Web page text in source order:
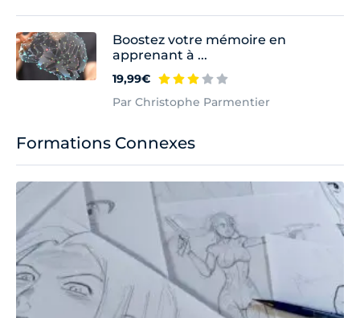
Formations Connexes
Boostez votre mémoire en
apprenant à ...
19,99€
Par Christophe Parmentier